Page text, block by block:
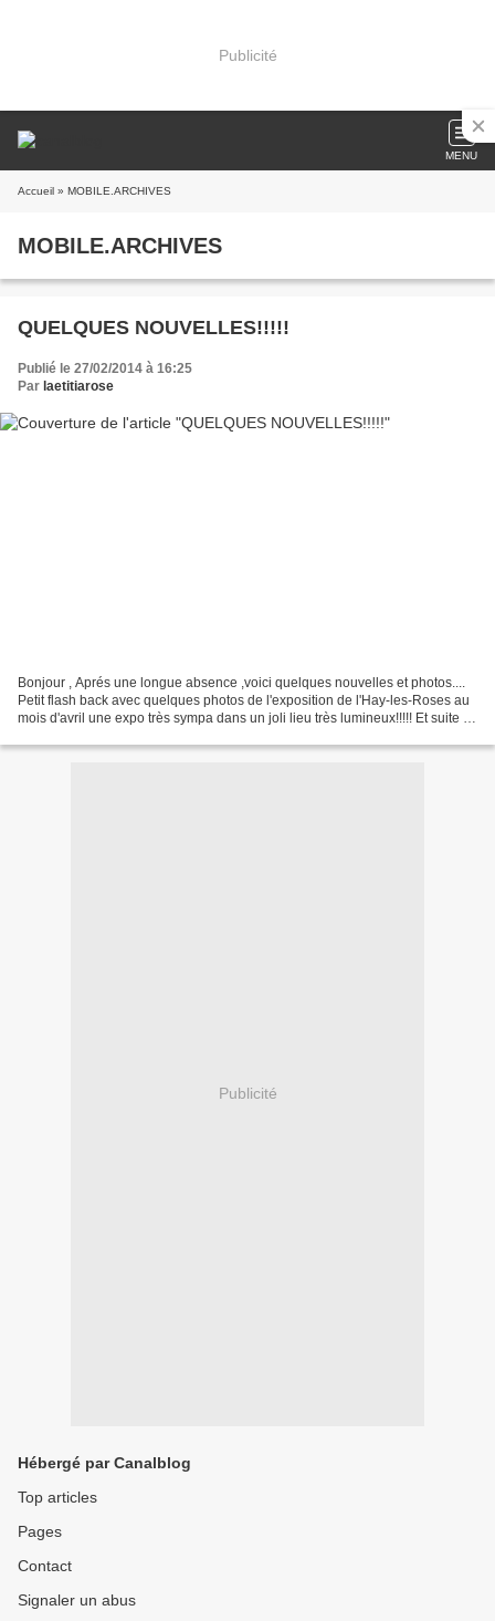
Publicité
MENU
Accueil » MOBILE.ARCHIVES
MOBILE.ARCHIVES
QUELQUES NOUVELLES!!!!!
Publié le 27/02/2014 à 16:25
Par laetitiarose
Bonjour , Aprés une longue absence ,voici quelques nouvelles et photos....
Petit flash back avec quelques photos de l'exposition de l'Hay-les-Roses au
mois d'avril une expo très sympa dans un joli lieu très lumineux!!!!! Et suite à
Publicité
Hébergé par Canalblog
Top articles
Pages
Contact
Signaler un abus